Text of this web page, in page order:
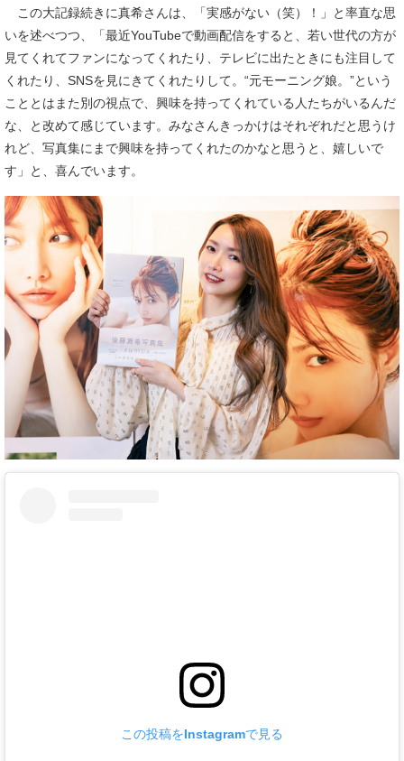
この大記録続きに真希さんは、「実感がない（笑）！」と率直な思
いを述べつつ、「最近YouTubeで動画配信をすると、若い世代の方が
見てくれてファンになってくれたり、テレビに出たときにも注目して
くれたり、SNSを見にきてくれたりして。“元モーニング娘。”という
こととはまた別の視点で、興味を持ってくれている人たちがいるんだ
な、と改めて感じています。みなさんきっかけはそれぞれだと思うけ
れど、写真集にまで興味を持ってくれたのかなと思うと、嬉しいで
す」と、喜んでいます。
この投稿をInstagramで見る